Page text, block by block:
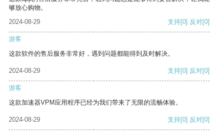
够放心购物。
2024-08-29
支持[0] 反对[0]
游客
这款软件的售后服务非常好，遇到问题都能得到及时解决。
2024-08-29 支持[0] 反对[0]
游客
这款加速器VPM应用程序已经为我们带来了无限的流畅体验。
2024-08-29 支持[0] 反对[0]